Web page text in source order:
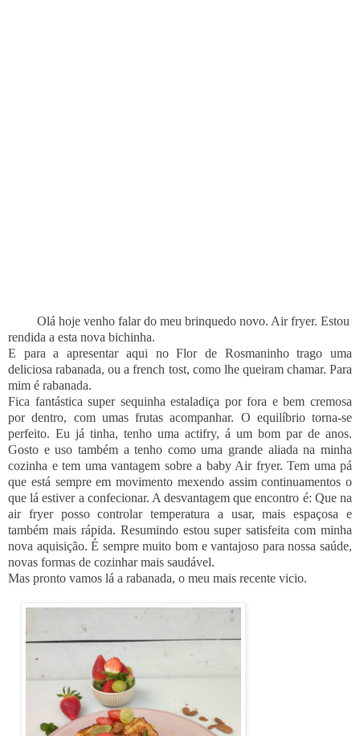
Olá hoje venho falar do meu brinquedo novo. Air fryer. Estou
rendida a esta nova bichinha.
E para a apresentar aqui no Flor de Rosmaninho trago uma
deliciosa rabanada, ou a french tost, como lhe queiram chamar. Para
mim é rabanada.
Fica fantástica super sequinha estaladiça por fora e bem cremosa
por dentro, com umas frutas acompanhar. O equilíbrio torna-se
perfeito. Eu já tinha, tenho uma actifry, á um bom par de anos.
Gosto e uso também a tenho como uma grande aliada na minha
cozinha e tem uma vantagem sobre a baby Air fryer. Tem uma pá
que está sempre em movimento mexendo assim continuamentos o
que lá estiver a confecionar. A desvantagem que encontro é: Que na
air fryer posso controlar temperatura a usar, mais espaçosa e
também mais rápida. Resumindo estou super satisfeita com minha
nova aquisição. É sempre muito bom e vantajoso para nossa saúde,
novas formas de cozinhar mais saudável.
Mas pronto vamos lá a rabanada, o meu mais recente vicio.